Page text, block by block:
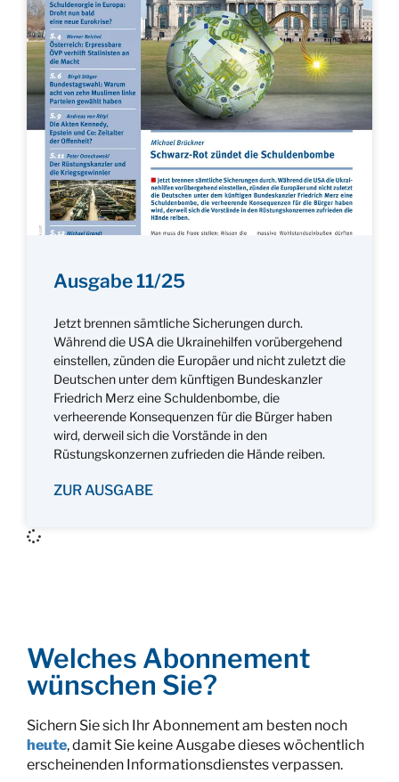
Ausgabe 11/25
Jetzt brennen sämtliche Sicherungen durch.
Während die USA die Ukrainehilfen vorübergehend
einstellen, zünden die Europäer und nicht zuletzt die
Deutschen unter dem künftigen Bundeskanzler
Friedrich Merz eine Schuldenbombe, die
verheerende Konsequenzen für die Bürger haben
wird, derweil sich die Vorstände in den
Rüstungskonzernen zufrieden die Hände reiben.
ZUR AUSGABE
Welches Abonnement
wünschen Sie?
Sichern Sie sich Ihr Abonnement am besten noch
heute, damit Sie keine Ausgabe dieses wöchentlich
erscheinenden Informationsdienstes verpassen.